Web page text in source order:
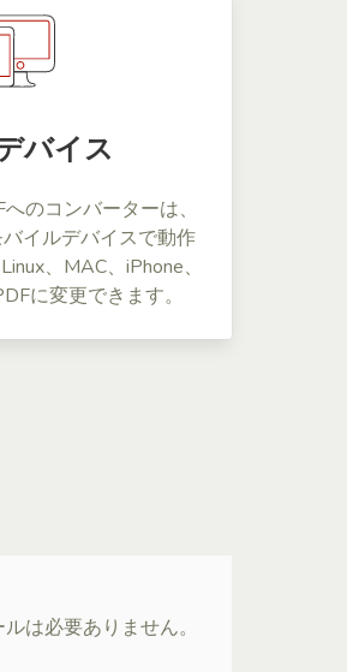
バイス
のコンバーターは、
イルデバイスで動作
、MAC、iPhone、
に変更できます。
は必要ありません。